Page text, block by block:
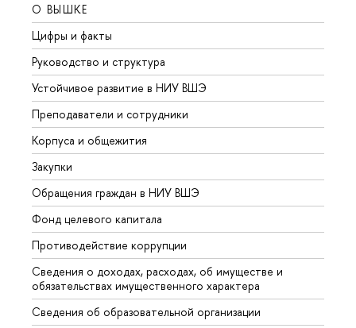
О ВЫШКЕ
Цифры и факты
Руководство и структура
Устойчивое развитие в НИУ ВШЭ
Преподаватели и сотрудники
Корпуса и общежития
Закупки
Обращения граждан в НИУ ВШЭ
Фонд целевого капитала
Противодействие коррупции
Сведения о доходах, расходах, об имуществе и
обязательствах имущественного характера
Сведения об образовательной организации